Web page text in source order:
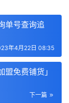
单号查询追
年4月22日 08:35
免费铺货」
下一篇